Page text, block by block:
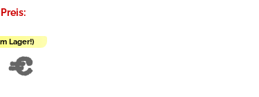
Lager!)
€